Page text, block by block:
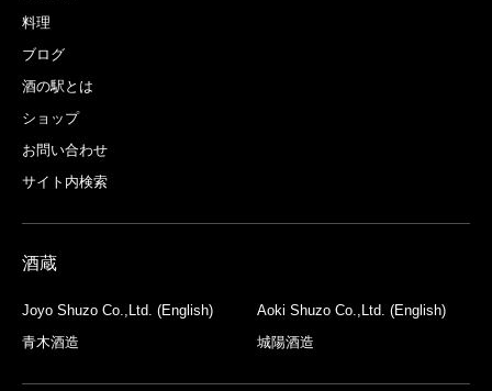
料理
ブログ
酒の駅とは
ショップ
お問い合わせ
サイト内検索
酒蔵
Joyo Shuzo Co.,Ltd. (English)
Aoki Shuzo Co.,Ltd. (English)
青木酒造
城陽酒造